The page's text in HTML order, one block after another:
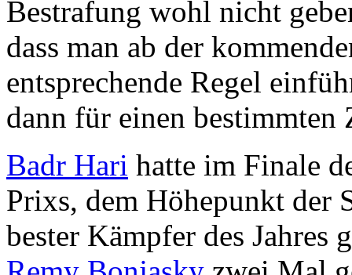
Bestrafung wohl nicht
dass man ab der
entsprechende Regel
dann für einen bestimmten
Badr Hari hatte im Finale
Prixs, dem Höhepunkt der
bester Kämpfer des Jahres